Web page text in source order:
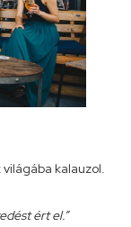
kalauzol.
ért el.”